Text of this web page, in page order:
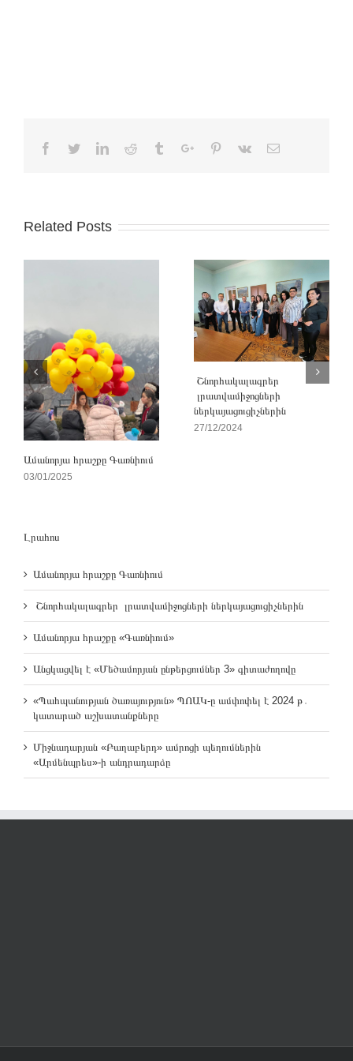
Facebook
TwitterLinkedinReddit TumblrGoogle+Pinterest
Vk Email
Related Posts
Ամանորյա հրաշքը Գառնիում
03/01/2025
Շնորհակալագրեր
լրատվամիջոցների
ներկայացուցիչներին
27/12/2024
Լրահոս
Ամանորյա հրաշքը Գառնիում
Շնորհակալագրեր լրատվամիջոցների ներկայացուցիչներին
Ամանորյա հրաշքը «Գառնիում»
Անցկացվել է «Մեծամորյան ընթերցումներ 3» գիտաժողովը
«Պահպանության ծառայություն» ՊՈԱԿ-ը ամփոփել է 2024 թ․
կատարած աշխատանքները
Միջնադարյան «Բաղաբերդ» ամրոցի պեղումներին
«Արմենպրես»-ի անդրադարձը